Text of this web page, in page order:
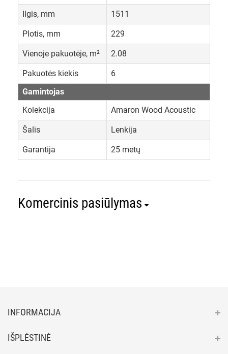
Ilgis, mm 1511
Plotis, mm 229
Vienoje pakuotėje, m² 2.08
Pakuotės kiekis
6
Gamintojas
Kolekcija
Amaron Wood Acoustic
Šalis Lenkija
Garantija 25 metų
Komercinis pasiūlymas
INFORMACIJA
IŠPLĖSTINĖ